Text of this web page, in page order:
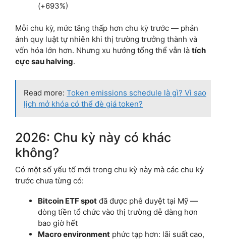
(+693%)
Mỗi chu kỳ, mức tăng thấp hơn chu kỳ trước — phản
ánh quy luật tự nhiên khi thị trường trưởng thành và
vốn hóa lớn hơn. Nhưng xu hướng tổng thể vẫn là tích
cực sau halving.
Read more: Token emissions schedule là gì? Vì sao
lịch mở khóa có thể đè giá token?
2026: Chu kỳ này có khác
không?
Có một số yếu tố mới trong chu kỳ này mà các chu kỳ
trước chưa từng có:
Bitcoin ETF spot đã được phê duyệt tại Mỹ —
dòng tiền tổ chức vào thị trường dễ dàng hơn
bao giờ hết
Macro environment phức tạp hơn: lãi suất cao,